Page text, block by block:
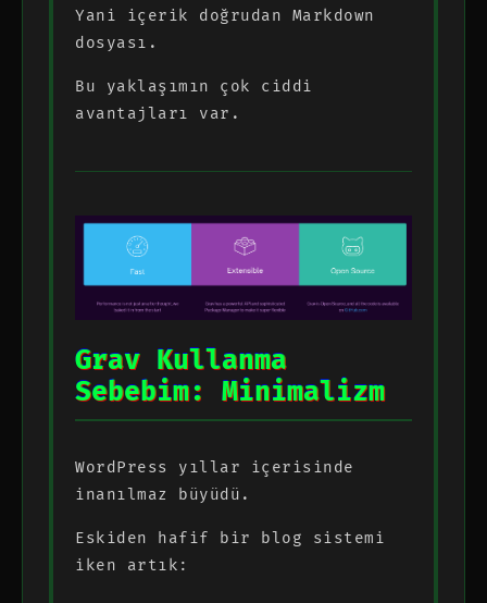
Yani içerik doğrudan Markdown
dosyası.
Bu yaklaşımın çok ciddi
avantajları var.
Grav Kullanma
Sebebim: Minimalizm
WordPress yıllar içerisinde
inanılmaz büyüdü.
Eskiden hafif bir blog sistemi
iken artık: